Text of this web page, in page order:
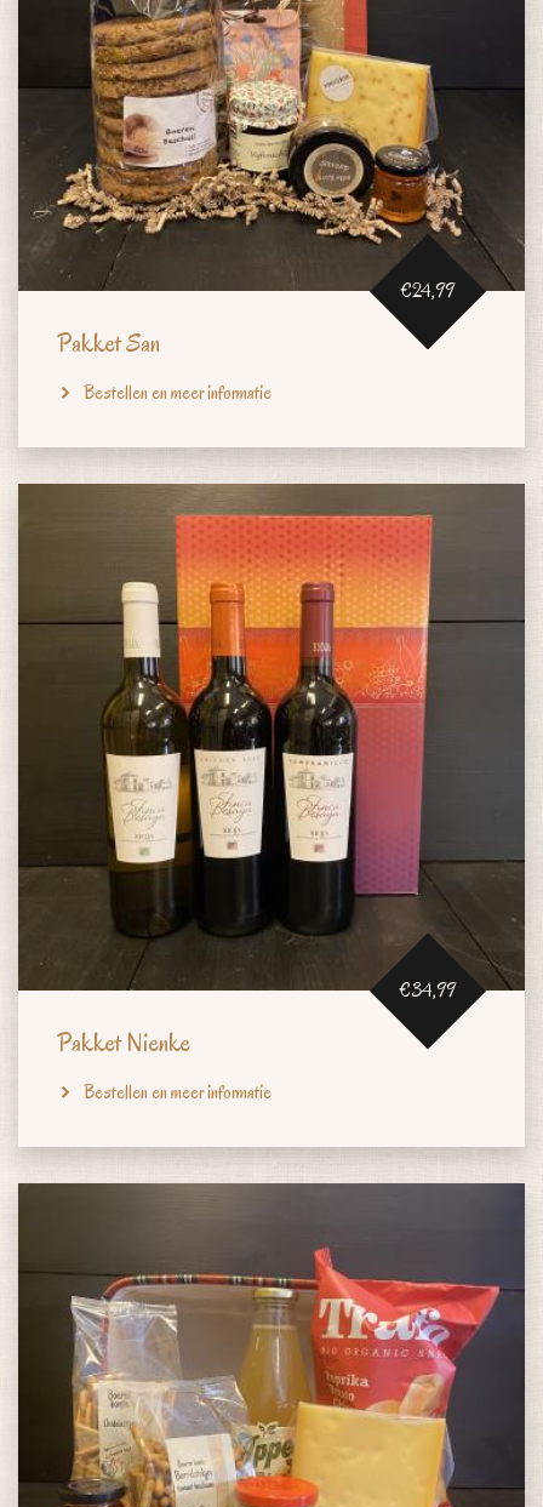
€24,99
Pakket San
Bestellen en meer informatie
€34,99
Pakket Nienke
Bestellen en meer informatie